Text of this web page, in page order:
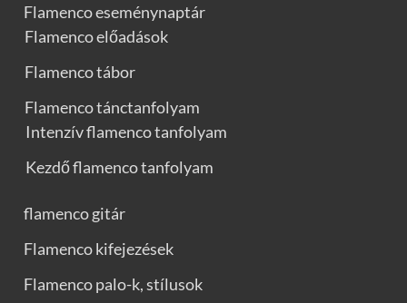
Flamenco eseménynaptár
Flamenco előadások
Flamenco tábor
Flamenco tánctanfolyam
Intenzív flamenco tanfolyam
Kezdő flamenco tanfolyam
flamenco gitár
Flamenco kifejezések
Flamenco palo-k, stílusok